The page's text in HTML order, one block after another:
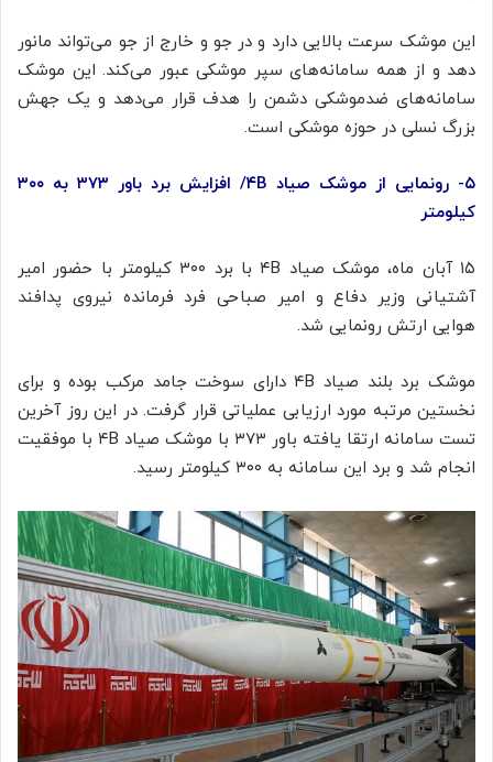
این موشک سرعت بالایی دارد و در جو و خارج از جو می‌تواند مانور
دهد و از همه سامانه‌های سپر موشکی عبور می‌کند. این موشک
سامانه‌های ضدموشکی دشمن را هدف قرار می‌دهد و یک جهش
بزرگ نسلی در حوزه موشکی است.
۵- رونمایی از موشک صیاد ۴B/ افزایش برد باور ۳۷۳ به ۳۰۰
کیلومتر
۱۵ آبان ماه، موشک صیاد ۴B با برد ۳۰۰ کیلومتر با حضور امیر
آشتیانی وزیر دفاع و امیر صباحی فرد فرمانده نیروی پدافند
هوایی ارتش رونمایی شد.
موشک برد بلند صیاد ۴B دارای سوخت جامد مرکب بوده و برای
نخستین مرتبه مورد ارزیابی عملیاتی قرار گرفت. در این روز آخرین
تست سامانه ارتقا یافته باور ۳۷۳ با موشک صیاد ۴B با موفقیت
انجام شد و برد این سامانه به ۳۰۰ کیلومتر رسید.